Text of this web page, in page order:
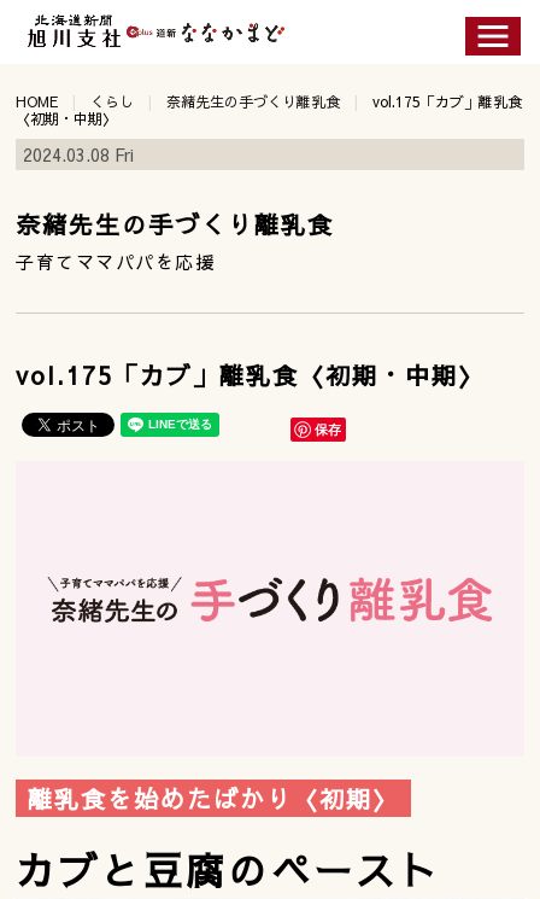
HOME くらし 奈緒先生の手づくり離乳食
vol.175「カブ」離乳食
〈初期・中期〉
2024.03.08 Fri
奈緒先生の手づくり離乳食
子育てママパパを応援
vol.175「カブ」離乳食〈初期・中期〉
保存
離乳食を始めたばかり〈初期〉
カブと豆腐のペースト